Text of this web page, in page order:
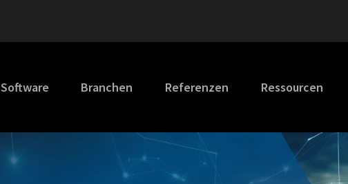
Software Branchen Referenzen Ressourcen